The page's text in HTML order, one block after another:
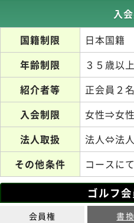
入
国籍制限
日本国籍
年齢制限
３５歳以上
紹介者等
正会員２
入会制限
女性⇒女性
法人取扱
法人⇔法
その他条件
コースに
ゴルフ
会員権 書